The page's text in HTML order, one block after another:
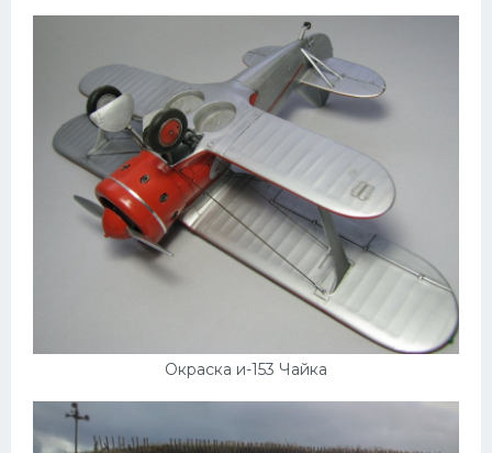
Окраска и-153 Чайка